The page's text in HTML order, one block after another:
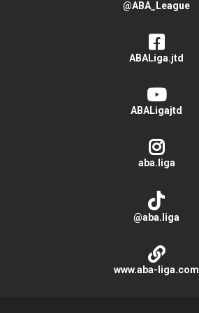
@ABA_League
ABALiga.jtd
ABALigajtd
aba.liga
@aba.liga
www.aba-liga.com